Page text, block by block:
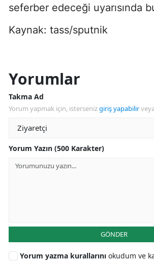
seferber edeceği uyarısında
Kaynak: tass/sputnik
Yorumlar
Takma Ad
Yorum yapmak için, istersenizgiriş yapabilirveya
Yorum Yazın (500 Karakter)
GÖNDER
Yorum yazma kurallarını okudum ve